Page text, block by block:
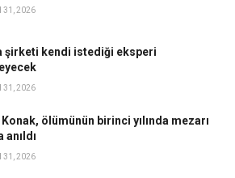
31, 2026
şirketi kendi istediği eksperi
31, 2026
ölümünün birinci yılında mezarı
anıldı
31, 2026